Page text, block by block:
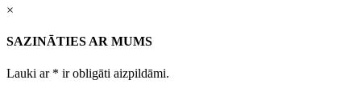
×
SAZINĀTIES AR MUMS
Lauki ar * ir obligāti aizpildāmi.